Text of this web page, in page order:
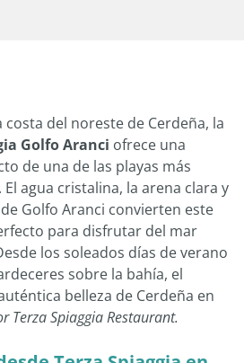
del noreste de Cerdeña, la
Golfo Aranci ofrece una
de una de las playas más
agua cristalina, la arena clara y
Golfo Aranci convierten este
para disfrutar del mar
los soleados días de verano
sobre la bahía, el
belleza de Cerdeña en
Terza Spiaggia Restaurant.